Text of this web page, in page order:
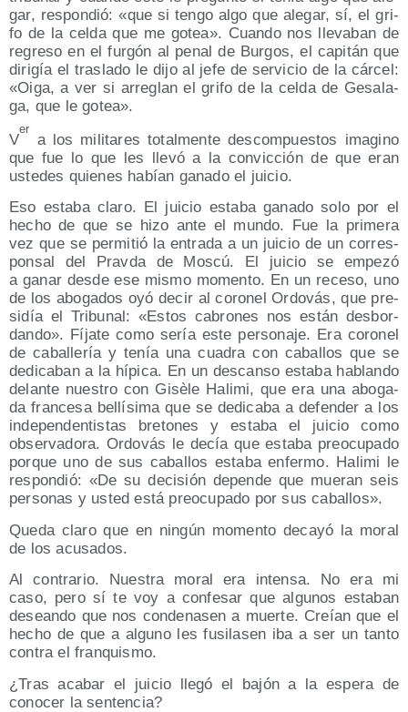
gar, res­pon­dió: «que si ten­go algo que ale­gar, sí, el gri­
fo de la cel­da que me gotea». Cuan­do nos lle­va­ban de
regre­so en el fur­gón al penal de Bur­gos, el capi­tán que
diri­gía el tras­la­do le dijo al jefe de ser­vi­cio de la cár­cel:
«Oiga, a ver si arre­glan el gri­fo de la cel­da de Gesa­la­
ga, que le gotea».
V
er
a los mili­ta­res total­men­te des­com­pues­tos ima­gino
que fue lo que les lle­vó a la con­vic­ción de que eran
uste­des quie­nes habían gana­do el juicio.
Eso esta­ba cla­ro. El jui­cio esta­ba gana­do solo por el
hecho de que se hizo ante el mun­do. Fue la pri­me­ra
vez que se per­mi­tió la entra­da a un jui­cio de un corres­
pon­sal del Prav­da de Mos­cú. El jui­cio se empe­zó
a ganar des­de ese mis­mo momen­to. En un rece­so, uno
de los abo­ga­dos oyó decir al coro­nel Ordo­vás, que pre­
si­día el Tri­bu­nal: «Estos cabro­nes nos están des­bor­
dan­do». Fíja­te como sería este per­so­na­je. Era coro­nel
de caba­lle­ría y tenía una cua­dra con caba­llos que se
dedi­ca­ban a la hípi­ca. En un des­can­so esta­ba hablan­do
delan­te nues­tro con Gisè­le Hali­mi, que era una abo­ga­
da fran­ce­sa bellí­si­ma que se dedi­ca­ba a defen­der a los
inde­pen­den­tis­tas bre­to­nes y esta­ba el jui­cio como
obser­va­do­ra. Ordo­vás le decía que esta­ba preo­cu­pa­do
por­que uno de sus caba­llos esta­ba enfer­mo. Hali­mi le
res­pon­dió: «De su deci­sión depen­de que mue­ran seis
per­so­nas y usted está preo­cu­pa­do por sus caballos».
Que­da cla­ro que en nin­gún momen­to deca­yó la moral
de los acusados.
Al con­tra­rio. Nues­tra moral era inten­sa. No era mi
caso, pero sí te voy a con­fe­sar que algu­nos esta­ban
desean­do que nos con­de­na­sen a muer­te. Creían que el
hecho de que a alguno les fusi­la­sen iba a ser un tan­to
con­tra el franquismo.
¿Tras aca­bar el jui­cio lle­gó el bajón a la espe­ra de
cono­cer la sentencia?